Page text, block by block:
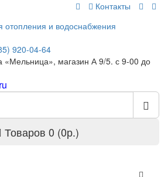
Контакты
920-04-64
магазин А 9/5. с 9-00 до
Товаров 0 (0р.)